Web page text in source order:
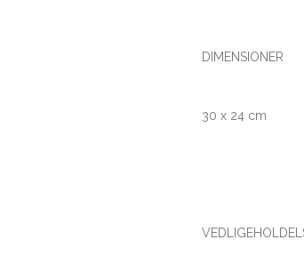
DIMENSIONER
30 x 24 cm